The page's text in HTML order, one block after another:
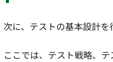
次に、テストの基本設計を
ここでは、テスト戦略、